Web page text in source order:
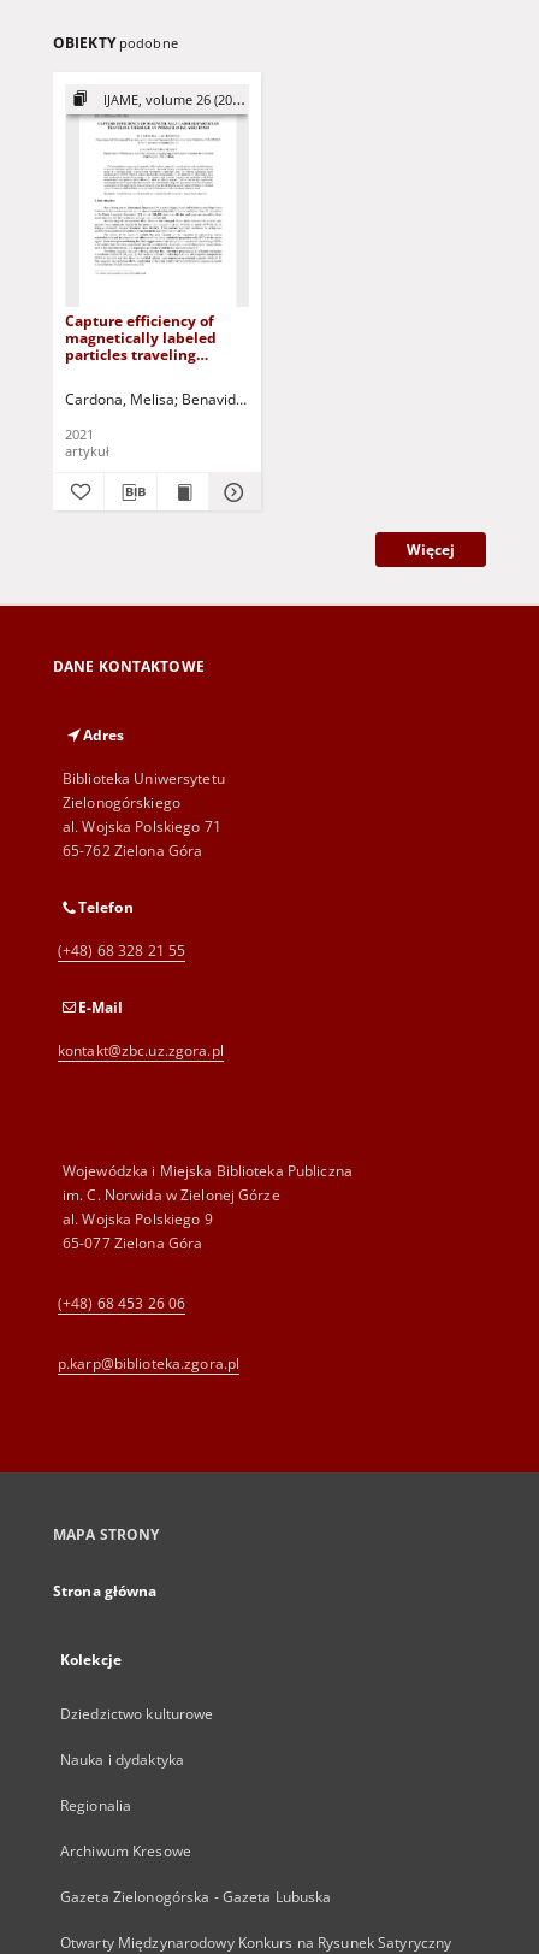
OBIEKTY podobne
IJAME, volume 26 (2021)
Capture efficiency of
magnetically labeled
particles traveling
Cardona, Melisa Benavides-Moran, Aldo
2021
artykuł
Więcej
DANE KONTAKTOWE
Adres
Biblioteka Uniwersytetu
Zielonogórskiego
al. Wojska Polskiego 71
65-762 Zielona Góra
Telefon
(+48) 68 328 21 55
E-Mail
kontakt@zbc.uz.zgora.pl
Wojewódzka i Miejska Biblioteka Publiczna
im. C. Norwida w Zielonej Górze
al. Wojska Polskiego 9
65-077 Zielona Góra
(+48) 68 453 26 06
p.karp@biblioteka.zgora.pl
MAPA STRONY
Strona główna
Kolekcje
Dziedzictwo kulturowe
Nauka i dydaktyka
Regionalia
Archiwum Kresowe
Gazeta Zielonogórska - Gazeta Lubuska
Otwarty Międzynarodowy Konkurs na Rysunek Satyryczny